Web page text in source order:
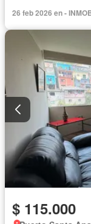
26 feb 2026 en -
$ 115.000